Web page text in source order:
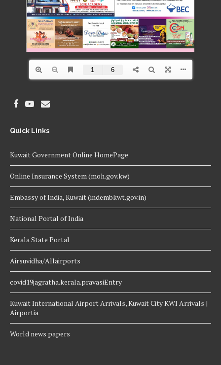
Quick Links
Kuwait Government Online HomePage
Online Insurance System (moh.gov.kw)
Embassy of India, Kuwait (indembkwt.gov.in)
National Portal of India
Kerala State Portal
Airsuvidha/Allairports
covid19jagratha.kerala.pravasiEntry
Kuwait International Airport Arrivals, Kuwait City KWI Arrivals |
Airportia
World news papers